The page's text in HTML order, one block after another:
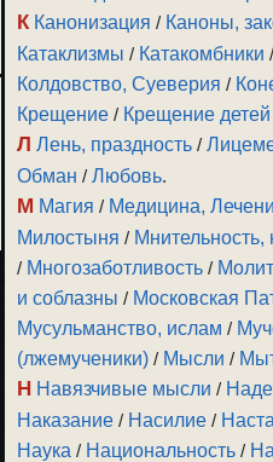
К Канонизация / Каноны,
Катаклизмы / Катакомбники /
Колдовство, Суеверия /
Крещение / Крещение детей
Л Лень, праздность /
Обман /Любовь.
М Магия / Медицина,
Милостыня / Мнительность,
/ Многозаботливость /
и соблазны / Московская
Мусульманство, ислам /
(лжемученики) / Мысли /
Н Навязчивые мысли /
Наказание / Насилие /
Наука / Национальность /